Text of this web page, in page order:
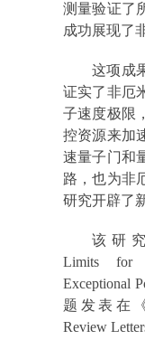
测量验证了
成功展现了
这项成
证实了非厄
子速度极限
控资源来加
速量子门和
路，也为非
研究开辟了
该研究
Limits for
Exceptional
题发表在
Review